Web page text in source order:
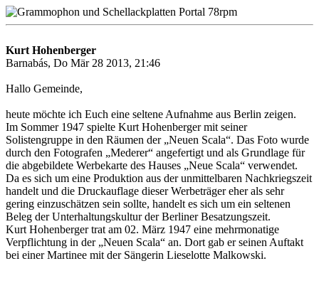
Kurt Hohenberger
Barnabás, Do Mär 28 2013, 21:46
Hallo Gemeinde,
heute möchte ich Euch eine seltene Aufnahme aus Berlin zeigen.
Im Sommer 1947 spielte Kurt Hohenberger mit seiner
Solistengruppe in den Räumen der „Neuen Scala“. Das Foto wurde
durch den Fotografen „Mederer“ angefertigt und als Grundlage für
die abgebildete Werbekarte des Hauses „Neue Scala“ verwendet.
Da es sich um eine Produktion aus der unmittelbaren Nachkriegszeit
handelt und die Druckauflage dieser Werbeträger eher als sehr
gering einzuschätzen sein sollte, handelt es sich um ein seltenen
Beleg der Unterhaltungskultur der Berliner Besatzungszeit.
Kurt Hohenberger trat am 02. März 1947 eine mehrmonatige
Verpflichtung in der „Neuen Scala“ an. Dort gab er seinen Auftakt
bei einer Martinee mit der Sängerin Lieselotte Malkowski.